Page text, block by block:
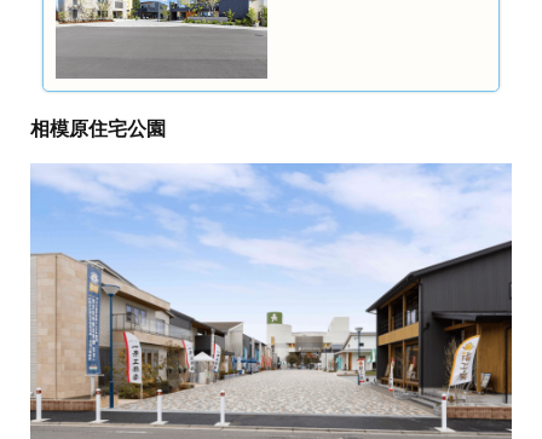
相模原住宅公園